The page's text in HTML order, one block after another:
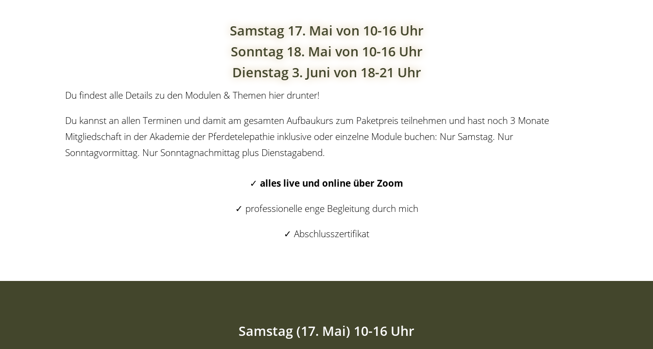
Samstag 17. Mai von 10-16 Uhr
Sonntag 18. Mai von 10-16 Uhr
Dienstag 3. Juni von 18-21 Uhr
Du findest alle Details zu den Modulen & Themen hier drunter!
Du kannst an allen Terminen und damit am gesamten Aufbaukurs zum Paketpreis teilnehmen und hast noch 3 Monate
Mitgliedschaft in der Akademie der Pferdetelepathie inklusive oder einzelne Module buchen: Nur Samstag. Nur
Sonntagvormittag. Nur Sonntagnachmittag plus Dienstagabend.
✓ alles live und online über Zoom
✓ professionelle enge Begleitung durch mich
✓ Abschlusszertifikat
Samstag (17. Mai) 10-16 Uhr